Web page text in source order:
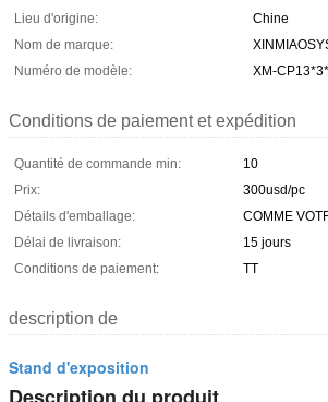
Lieu d'origine:
Chine
Nom de marque:
Numéro de modèle:
XM-
Conditions de paiement et expédition
Quantité de commande min:
10
Prix:
300usd/pc
Détails d'emballage:
COMME
Délai de livraison:
15 jours
Conditions de paiement:
TT
description de
Stand d'exposition